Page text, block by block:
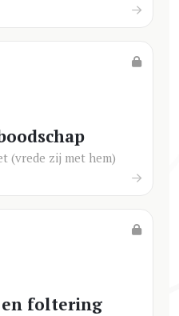
(vrede zij met hem)
en foltering